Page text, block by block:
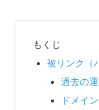
被リンク（
過去の
ドメイ